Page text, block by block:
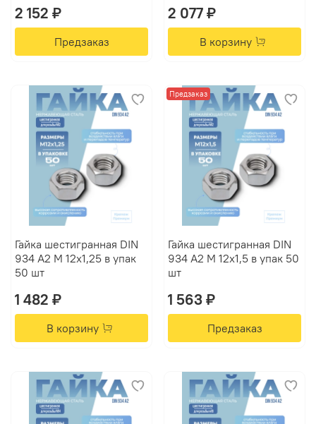
2 152 ₽
Предзаказ
2 077 ₽
В корзину
Гайка шестигранная DIN
934 А2 M 12х1,25 в упак
50 шт
1 482 ₽
В корзину
Предзаказ
Гайка шестигранная DIN
934 А2 M 12х1,5 в упак 50
шт
1 563 ₽
Предзаказ